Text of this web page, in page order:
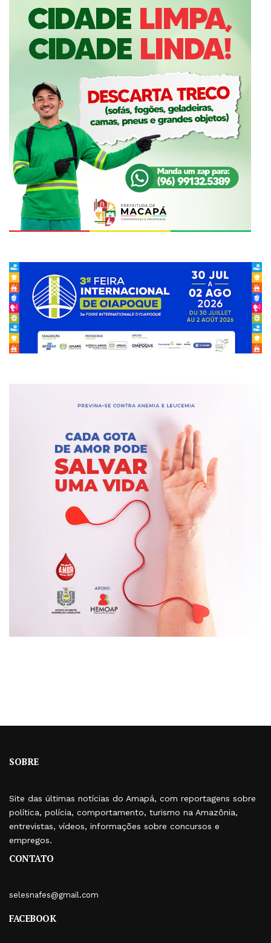
SOBRE
Site das últimas notícias do Amapá, com reportagens sobre
política, polícia, comportamento, turismo na Amazônia,
entrevistas, vídeos, informações sobre concursos e
empregos.
CONTATO
selesnafes@gmail.com
FACEBOOK